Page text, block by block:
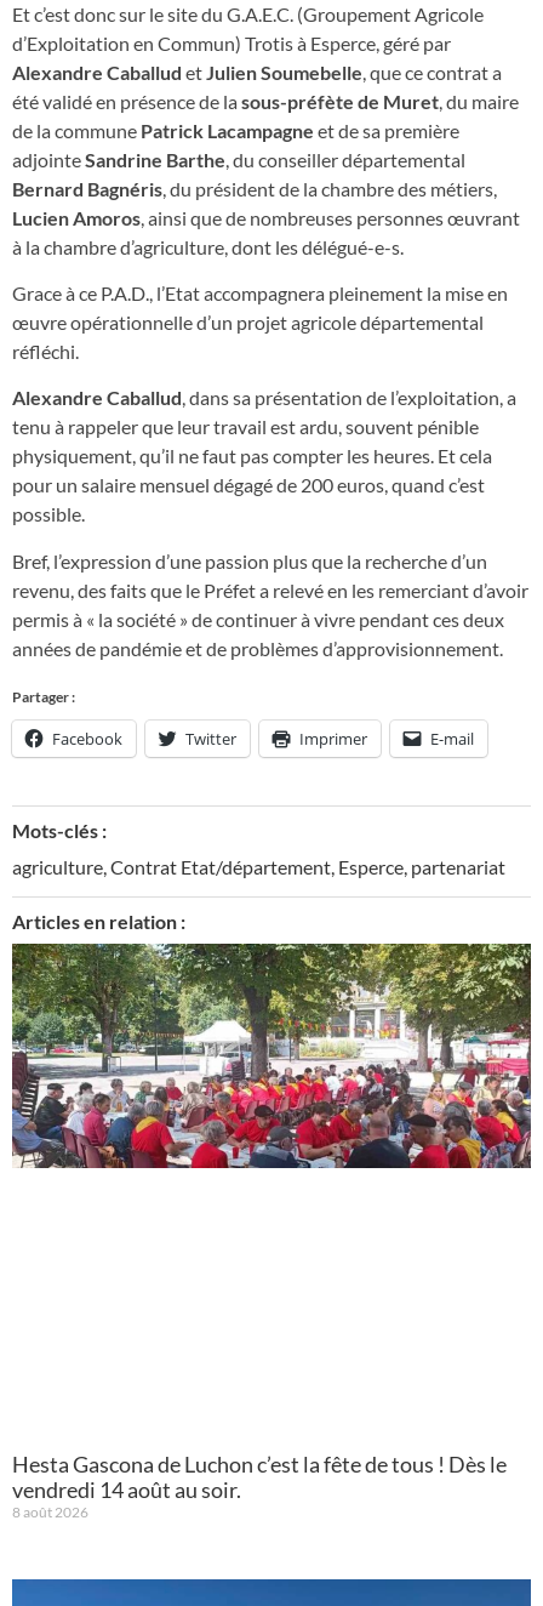
Et c’est donc sur le site du G.A.E.C. (Groupement Agricole
d’Exploitation en Commun) Trotis à Esperce, géré par
Alexandre Caballud et Julien Soumebelle , que ce contrat a
été validé en présence de lasous-préfète de Muret , du maire
de la commune Patrick Lacampagne et de sa première
adjointeSandrine Barthe , du conseiller départemental
Bernard Bagnéris , du président de la chambre des métiers,
Lucien Amoros , ainsi que de nombreuses personnes œuvrant
à la chambre d’agriculture, dont les délégué-e-s.
Grace à ce P.A.D., l’Etat accompagnera pleinement la mise en
œuvre opérationnelle d’un projet agricole départemental
réfléchi.
Alexandre Caballud, dans sa présentation de l’exploitation, a
tenu à rappeler que leur travail est ardu, souvent pénible
physiquement, qu’il ne faut pas compter les heures. Et cela
pour un salaire mensuel dégagé de 200 euros, quand c’est
possible.
Bref, l’expression d’une passion plus que la recherche d’un
revenu, des faits que le Préfet a relevé en les remerciant d’avoir
permis à « la société » de continuer à vivre pendant ces deux
années de pandémie et de problèmes d’approvisionnement.
Partager :
Facebook Twitter Imprimer E-mail
Mots-clés :
agriculture,Contrat Etat/département, Esperce, partenariat
Articles en relation :
Hesta Gascona de Luchon c’est la fête de tous ! Dès le
vendredi 14 août au soir.
8 août 2026